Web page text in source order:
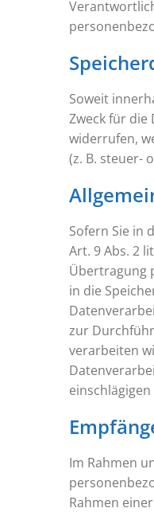
Soweit
Zweck für
widerrufen,
(z. B. steuer-
Sofern Sie in
Art. 9 Abs. 2
Übertragung
in die
zur
verarbeiten
Im Rahmen
Rahmen